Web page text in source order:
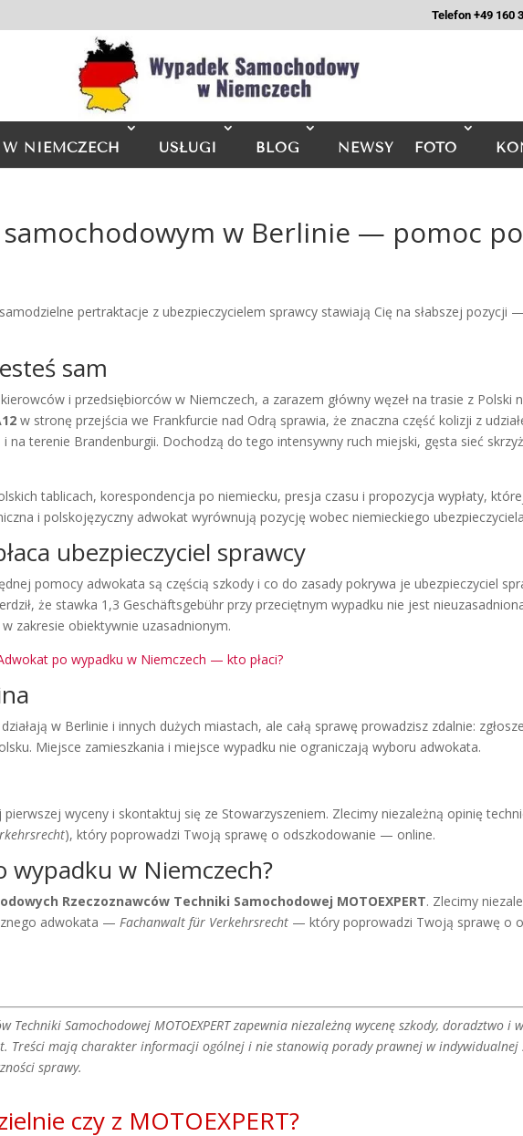
Telefon +49 160
W NIEMCZECH USŁUGI BLOG NEWSY FOTO
w Berlinie — pomoc
pertraktacje z ubezpieczycielem sprawcy stawiają Cię na słabszej pozycji
sam
i przedsiębiorców w Niemczech, a zarazem główny węzeł na trasie z Polski
w stronę przejścia we Frankfurcie nad Odrą sprawia, że znaczna część kolizji z
terenie Brandenburgii. Dochodzą do tego intensywny ruch miejski, gęsta sieć
tablicach, korespondencja po niemiecku, presja czasu i propozycja wypłaty,
i polskojęzyczny adwokat wyrównują pozycję wobec niemieckiego
ubezpieczyciel sprawcy
pomocy adwokata są częścią szkody i co do zasady pokrywa je ubezpieczyciel
że stawka 1,3 Geschäftsgebühr przy przeciętnym wypadku nie jest
zakresie obiektywnie uzasadnionym.
po wypadku w Niemczech — kto płaci?
w Berlinie i innych dużych miastach, ale całą sprawę prowadzisz zdalnie:
Miejsce zamieszkania i miejsce wypadku nie ograniczają wyboru adwokata.
wyceny i skontaktuj się ze Stowarzyszeniem. Zlecimy niezależną opinię
), który poprowadzi Twoją sprawę o odszkodowanie — online.
wypadku w Niemczech?
Rzeczoznawców Techniki Samochodowej MOTOEXPERT. Zlecimy
adwokata —Fachanwalt für Verkehrsrecht — który poprowadzi Twoją sprawę o
Techniki Samochodowej MOTOEXPERT zapewnia niezależną wycenę szkody, doradztwo i
Treści mają charakter informacji ogólnej i nie stanowią porady prawnej w indywidualnej
sprawy.
czy z MOTOEXPERT?